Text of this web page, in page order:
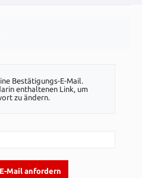
Bestätigungs-E-Mail.
enthaltenen Link, um
zu ändern.
E-Mail anfordern